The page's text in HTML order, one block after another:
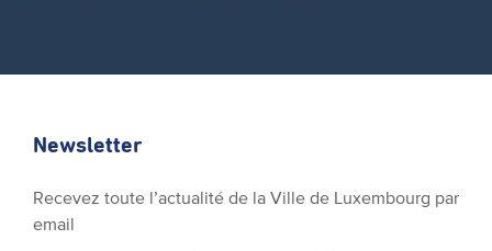
Newsletter
Recevez toute l’actualité de la Ville de Luxembourg par
email